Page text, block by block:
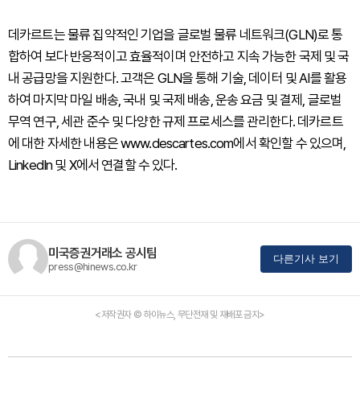
데카르트는 물류 집약적인 기업을 글로벌 물류 네트워크(GLN)로 통
합하여 보다 반응적이고 효율적이며 안전하고 지속 가능한 국제 및 국
내 공급망을 지원한다. 고객은 GLN을 통해 기술, 데이터 및 AI를 활용
하여 마지막 마일 배송, 국내 및 국제 배송, 운송 요금 및 결제, 글로벌
무역 연구, 세관 준수 및 다양한 규제 프로세스를 관리한다. 데카르트
에 대한 자세한 내용은 www.descartes.com에서 확인할 수 있으며,
LinkedIn 및 X에서 연결할 수 있다.
미국증권거래소 공시팀
press@hinews.co.kr
다른기사 보기
<저작권자 © 하이뉴스, 무단전재 및 재배포 금지>